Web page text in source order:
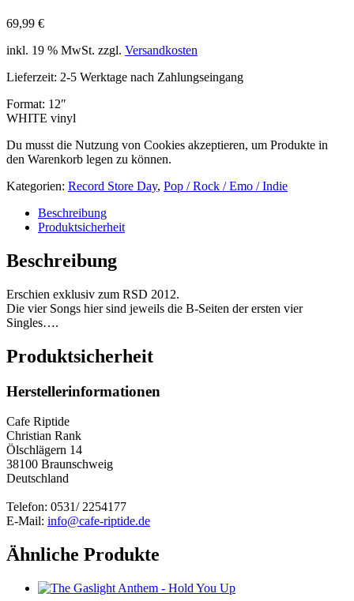
69,99 €
inkl. 19 % MwSt. zzgl. Versandkosten
Lieferzeit: 2-5 Werktage nach Zahlungseingang
Format: 12″
WHITE vinyl
Du musst die Nutzung von Cookies akzeptieren, um Produkte in
den Warenkorb legen zu können.
Kategorien: Record Store Day, Pop / Rock / Emo / Indie
Beschreibung
Produktsicherheit
Beschreibung
Erschien exklusiv zum RSD 2012.
Die vier Songs hier sind jeweils die B-Seiten der ersten vier
Singles….
Produktsicherheit
Herstellerinformationen
Cafe Riptide
Christian Rank
Ölschlägern 14
38100 Braunschweig
Deutschland
Telefon: 0531/ 2254177
E-Mail: info@cafe-riptide.de
Ähnliche Produkte